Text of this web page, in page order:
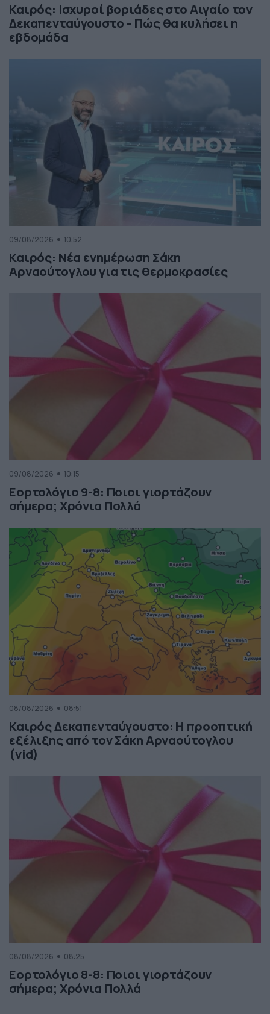
Καιρός: Ισχυροί βοριάδες στο Αιγαίο τον
Δεκαπενταύγουστο – Πώς θα κυλήσει η
εβδομάδα
09/08/2026 10:52
Καιρός: Νέα ενημέρωση Σάκη
Αρναούτογλου για τις θερμοκρασίες
09/08/2026 10:15
Εορτολόγιο 9-8: Ποιοι γιορτάζουν
σήμερα; Χρόνια Πολλά
08/08/2026 08:51
Καιρός Δεκαπενταύγουστο: Η προοπτική
εξέλιξης από τον Σάκη Αρναούτογλου
(vid)
08/08/2026 08:25
Εορτολόγιο 8-8: Ποιοι γιορτάζουν
σήμερα; Χρόνια Πολλά